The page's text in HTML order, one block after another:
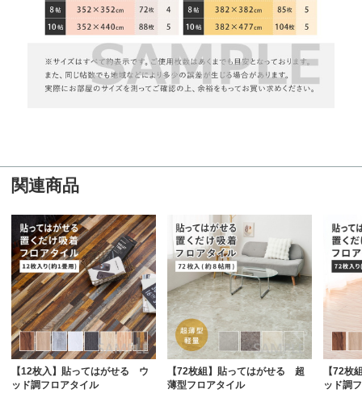
関連商品
【12枚入】貼ってはがせる ウ
ッド調フロアタイル
【72枚組】貼ってはがせる 超
薄型フロアタイル
【72枚
ッド調